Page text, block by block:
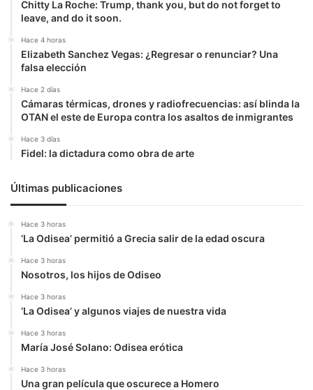
Chitty La Roche: Trump, thank you, but do not forget to
leave, and do it soon.
Hace 4 horas
Elizabeth Sanchez Vegas: ¿Regresar o renunciar? Una
falsa elección
Hace 2 días
Cámaras térmicas, drones y radiofrecuencias: así blinda la
OTAN el este de Europa contra los asaltos de inmigrantes
Hace 3 días
Fidel: la dictadura como obra de arte
Últimas publicaciones
Hace 3 horas
‘La Odisea’ permitió a Grecia salir de la edad oscura
Hace 3 horas
Nosotros, los hijos de Odiseo
Hace 3 horas
‘La Odisea’ y algunos viajes de nuestra vida
Hace 3 horas
María José Solano: Odisea erótica
Hace 3 horas
Una gran película que oscurece a Homero